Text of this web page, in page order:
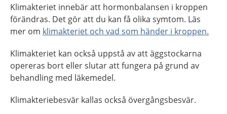
Klimakteriet innebär att hormonbalansen i kroppen
förändras. Det gör att du kan få olika symtom. Läs
mer om klimakteriet och vad som händer i kroppen.
Klimakteriet kan också uppstå av att äggstockarna
opereras bort eller slutar att fungera på grund av
behandling med läkemedel.
Klimakteriebesvär kallas också övergångsbesvär.